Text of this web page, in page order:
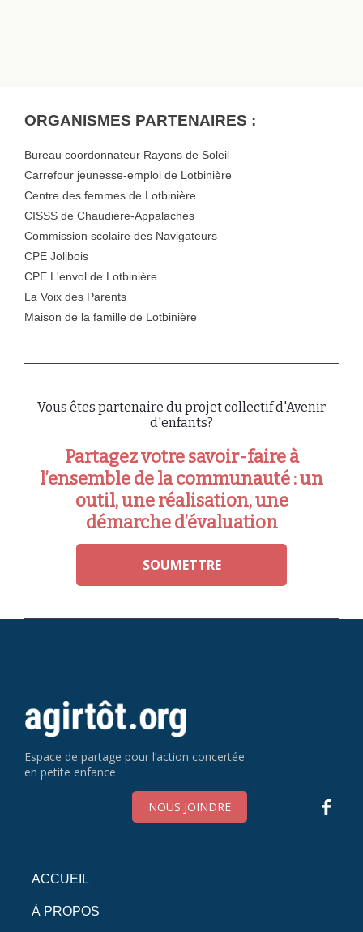
ORGANISMES PARTENAIRES :
Bureau coordonnateur Rayons de Soleil
Carrefour jeunesse-emploi de Lotbinière
Centre des femmes de Lotbinière
CISSS de Chaudière-Appalaches
Commission scolaire des Navigateurs
CPE Jolibois
CPE L'envol de Lotbinière
La Voix des Parents
Maison de la famille de Lotbinière
Vous êtes partenaire du projet collectif d'Avenir
d'enfants?
Partagez votre savoir-faire à
l’ensemble de la communauté : un
outil, une réalisation, une
démarche d’évaluation
SOUMETTRE
Espace de partage pour l’action concertée
en petite enfance
NOUS JOINDRE
ACCUEIL
À PROPOS